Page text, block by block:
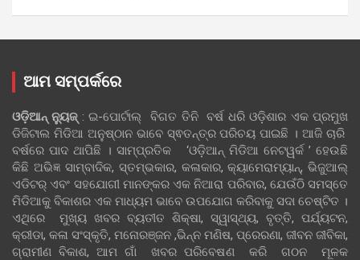
ଆମ ସମ୍ପର୍କରେ
ଓଡ଼ିଆନ୍‍ ନ୍ୟୁଜ୍‍: ଇ-ପୋର୍ଟାଲ୍ ବିଗତ ତିନି ବର୍ଷ ଧରି ଓଡ଼ିଶାର ଏକ ପ୍ରମୁଖ
ଡିଜିଟାଲ ମିଡିଆ ଅନୁଷ୍ଠାନ ଭାବେ ସ୍ଵତନ୍ତ୍ର ପରିଚୟ ପାଇଛି । ଆଜି ଚାରି
ବର୍ଷରେ ପାଦ ଥାପିଛି । ସାମ୍ପ୍ରତିକ ‘ଓଡ଼ିଆନ୍‍ ମିଡିଆ ନେଟୱର୍କ ’ ହେଉଛି
କିଛି ଅଭିଜ୍ଞ ସାମ୍ବାଦିକ, ସ୍ତମ୍ଭକାର, କଳାକାର, କ୍ୟାମେରାମ୍ୟାନ୍, ଭିଜୁଆଲ୍
ଏଡିଟର୍ ଏବଂ ସହଯୋଗୀ ମାନଙ୍କର ଏକ ନିଆରା ପରିବାର, ଯେଉଁଠି ସମସ୍ତେ
ମିଡିଆକୁ ବିକାଶର ଏକ ମାଧ୍ୟମ ଭାବେ ଉପଯୋଗ କରିବାକୁ ସଦା ଚେଷ୍ଟିତ ।
ଏଥିରେ ମୁଖ୍ୟ ଖବର ବ୍ୟତୀତ ଶିକ୍ଷା, ସ୍ୱାସ୍ଥ୍ୟ, ବୃତ୍ତି, ପର୍ଯ୍ୟଟନ,
କ୍ରୀଡା, କଳା ସଂସ୍କୃତି, ମନୋରଞ୍ଜନ ,ଭିନ୍ନ ମଣିଷ, ପ୍ରେରଣା, ଜୀବନ ଜୀବିକା,
ଗ୍ରାମୀଣ ବିକାଶ, ଆମ ଗାଁ ଖବର ପରିବେଷଣ କରି ଗଠନ ମୂଳକ